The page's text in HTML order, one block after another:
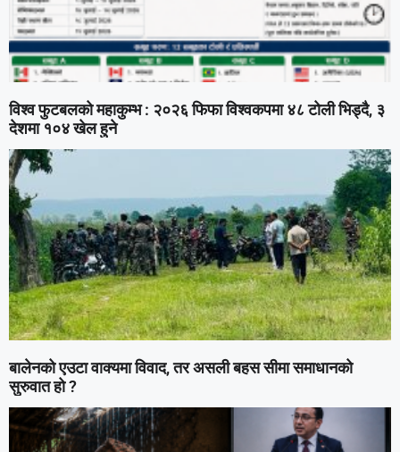
विश्व फुटबलको महाकुम्भ : २०२६ फिफा विश्वकपमा ४८ टोली भिड्दै, ३
देशमा १०४ खेल हुने
बालेनको एउटा वाक्यमा विवाद, तर असली बहस सीमा समाधानको
सुरुवात हो ?